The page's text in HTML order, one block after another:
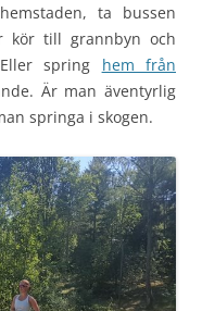
ta bussen
kör till grannbyn och
spring hem från
Är man äventyrlig
springa i skogen.